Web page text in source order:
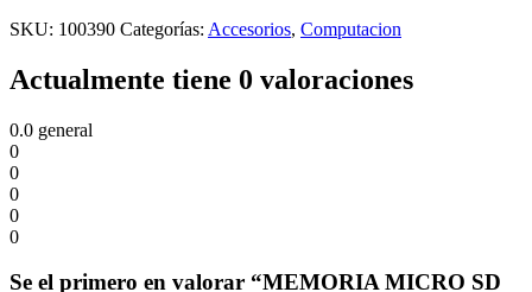
SKU: 100390 Categorías: Accesorios, Computacion
Actualmente tiene 0 valoraciones
0.0 general
0
0
0
0
0
Se el primero en valorar “MEMORIA MICRO SD